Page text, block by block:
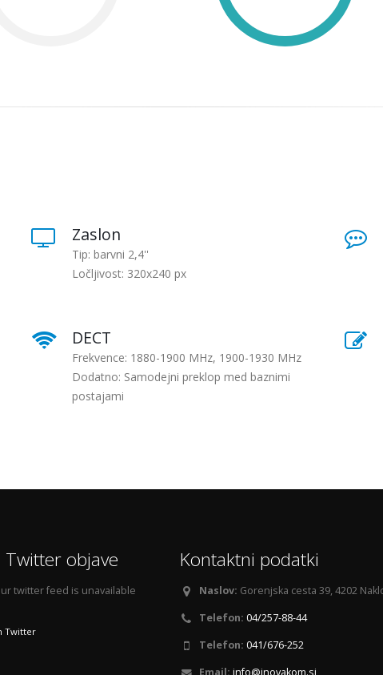
Zaslon
Tip: barvni 2,4''
Ločljivost: 320x240 px
DECT
Frekvence: 1880-1900 MHz, 1900-1930 MHz
Dodatno: Samodejni preklop med baznimi
postajami
Twitter objave
twitter feed is unavailable
Twitter
Kontaktni podatki
Naslov: Gorenjska cesta 39, 4202
Telefon: 04/257-88-44
Telefon: 041/676-252
Email: info@inovakom.si